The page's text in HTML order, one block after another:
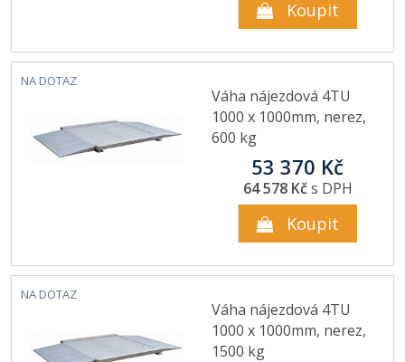
Koupit
NA DOTAZ
Váha nájezdová 4TU
1000 x 1000mm, nerez,
600 kg
53 370 Kč
64 578 Kčs DPH
Koupit
NA DOTAZ
Váha nájezdová 4TU
1000 x 1000mm, nerez,
1500 kg